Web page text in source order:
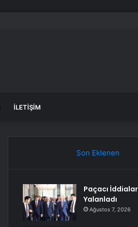
İLETIŞIM
Son Eklenen
Paçacı
Yalanladı
Ağustos 7, 2026